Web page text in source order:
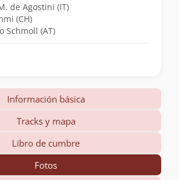
de Agostini (IT)
(CH)
Schmoll (AT)
Información básica
Tracks y mapa
Libro de cumbre
Fotos